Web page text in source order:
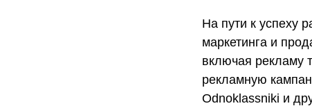
На пути к успеху
маркетинга и
включая рекламу
рекламную
Odnoklassniki и